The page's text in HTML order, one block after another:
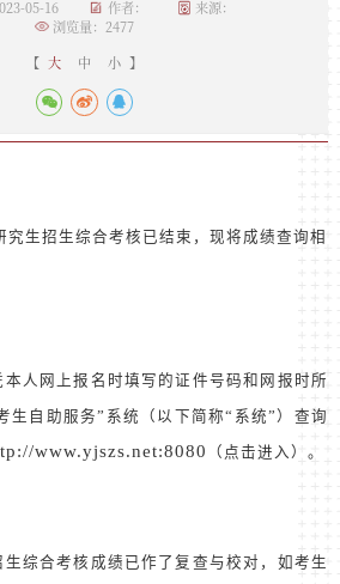
05-16 作者：
来源：
浏览量：2477
【 大 中 小 】
究生招生综合考核已结束，现将成绩查询相
本人网上报名时填写的证件号码和网报时所
生自助服务”系统（以下简称“系统”）查询
www.yjszs.net:8080 （点击进入）。
综合考核成绩已作了复查与校对，如考生